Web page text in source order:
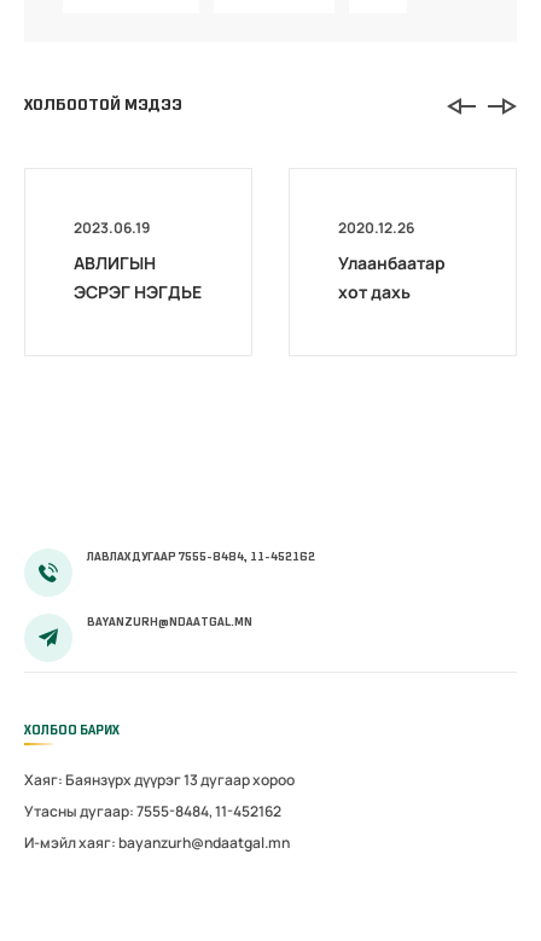
ХОЛБООТОЙ МЭДЭЭ
2023.06.19
АВЛИГЫН
ЭСРЭГ НЭГДЬЕ
2020.12.26
Улаанбаатар
хот дахь
ЛАВЛАХ ДУГААР 7555-8484, 11-452162
BAYANZURH@NDAATGAL.MN
ХОЛБОО БАРИХ
Хаяг: Баянзүрх дүүрэг 13 дугаар хороо
Утасны дугаар: 7555-8484, 11-452162
И-мэйл хаяг: bayanzurh@ndaatgal.mn